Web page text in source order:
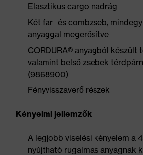
Elasztikus cargo nadrág
Két far- és combzseb,
anyaggal megerősítve
CORDURA® anyagból készült
valamint belső zsebek
(9868900)
Fényvisszaverő részek
Kényelmi jellemzők
A legjobb viselési kényelem a
nyújtható rugalmas anyagnak